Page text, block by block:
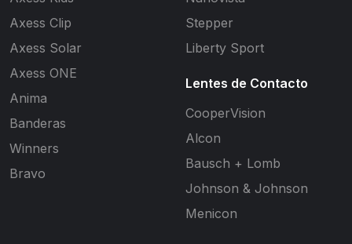
Axess Clip
Axess Solar
Axess ONE
Anima
Banderas
Winners
Bravo
Stepper
Liberty Sport
Lentes de Contacto
CooperVision
Alcon
Bausch + Lomb
Johnson & Johnson
Menicon